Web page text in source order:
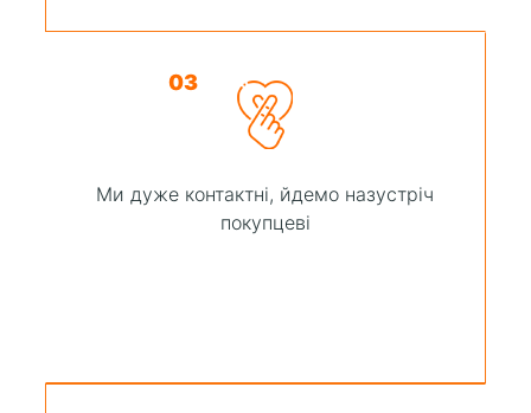
03
Ми дуже контактні, йдемо назустріч
покупцеві